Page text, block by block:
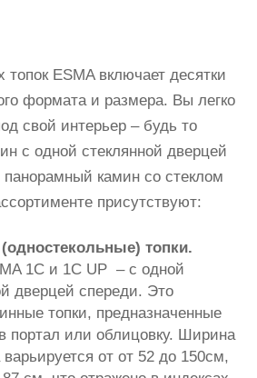
ESMA включает десятки
формата и размера. Вы легко
свой интерьер – будь то
с одной стеклянной дверцей
камин со стеклом
присутствуют:
топки.
1C и 1С UP – с одной
дверцей спереди. Это
топки, предназначенные
портал или облицовку. Ширина
от от 52 до 150см,